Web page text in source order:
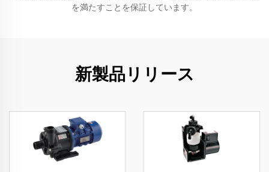
を満たすことを保証しています。
新製品リリース